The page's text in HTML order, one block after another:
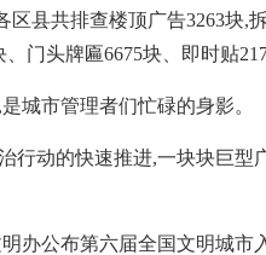
共排查楼顶广告3263块,拆
门头牌匾6675块、即时贴
市管理者们忙碌的身影。
动的快速推进,一块块巨型
公布第六届全国文明城市